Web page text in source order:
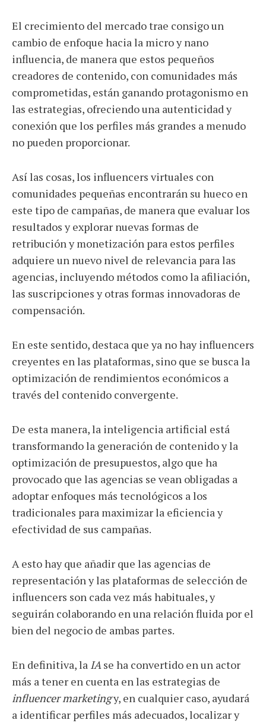
El crecimiento del mercado trae consigo un
cambio de enfoque hacia la micro y nano
influencia, de manera que estos pequeños
creadores de contenido, con comunidades más
comprometidas, están ganando protagonismo en
las estrategias, ofreciendo una autenticidad y
conexión que los perfiles más grandes a menudo
no pueden proporcionar.
Así las cosas, los influencers virtuales con
comunidades pequeñas encontrarán su hueco en
este tipo de campañas, de manera que evaluar los
resultados y explorar nuevas formas de
retribución y monetización para estos perfiles
adquiere un nuevo nivel de relevancia para las
agencias, incluyendo métodos como la afiliación,
las suscripciones y otras formas innovadoras de
compensación.
En este sentido, destaca que ya no hay influencers
creyentes en las plataformas, sino que se busca la
optimización de rendimientos económicos a
través del contenido convergente.
De esta manera, la inteligencia artificial está
transformando la generación de contenido y la
optimización de presupuestos, algo que ha
provocado que las agencias se vean obligadas a
adoptar enfoques más tecnológicos a los
tradicionales para maximizar la eficiencia y
efectividad de sus campañas.
A esto hay que añadir que las agencias de
representación y las plataformas de selección de
influencers son cada vez más habituales, y
seguirán colaborando en una relación fluida por el
bien del negocio de ambas partes.
En definitiva, la IAse ha convertido en un actor
más a tener en cuenta en las estrategias de
influencer marketingy, en cualquier caso, ayudará
a identificar perfiles más adecuados, localizar y